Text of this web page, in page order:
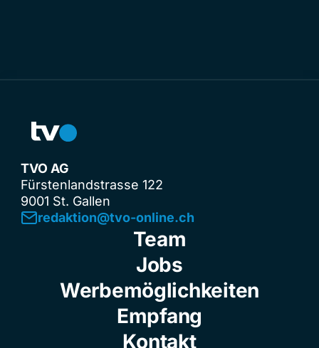
TVO AG
Fürstenlandstrasse 122
9001 St. Gallen
redaktion@tvo-online.ch
Team
Jobs
Werbemöglichkeiten
Empfang
Kontakt